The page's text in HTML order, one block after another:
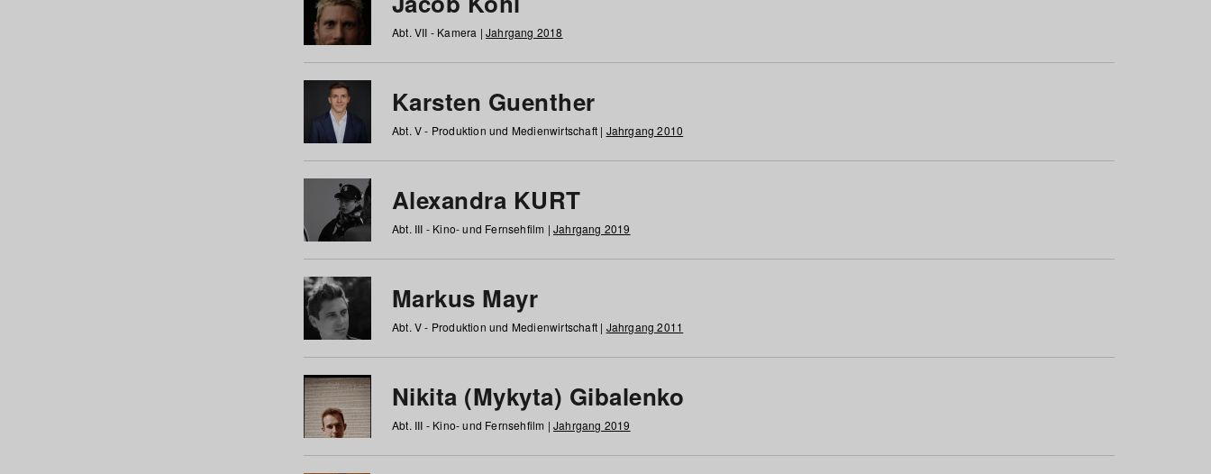
Abt. VII - Kamera | Jahrgang 2018
Karsten Guenther
Abt. V - Produktion und Medienwirtschaft | Jahrgang 2010
Alexandra KURT
Abt. III - Kino- und Fernsehfilm | Jahrgang 2019
Markus Mayr
Abt. V - Produktion und Medienwirtschaft | Jahrgang 2011
Nikita (Mykyta) Gibalenko
Abt. III - Kino- und Fernsehfilm | Jahrgang 2019